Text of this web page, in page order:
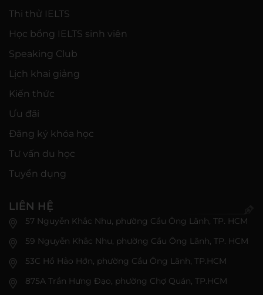
Thi thử IELTS
Học bổng IELTS sinh viên
Speaking Club
Lịch khai giảng
Kiến thức
Ưu đãi
Đăng ký khóa học
Tư vấn du học
Tuyển dụng
LIÊN HỆ
57 Nguyễn Khắc Nhu, phường Cầu Ông Lãnh, TP. HCM
59 Nguyễn Khắc Nhu, phường Cầu Ông Lãnh, TP. HCM
53C Hồ Hảo Hớn, phường Cầu Ông Lãnh, TP.HCM
875A Trần Hưng Đạo, phường Chợ Quán, TP.HCM